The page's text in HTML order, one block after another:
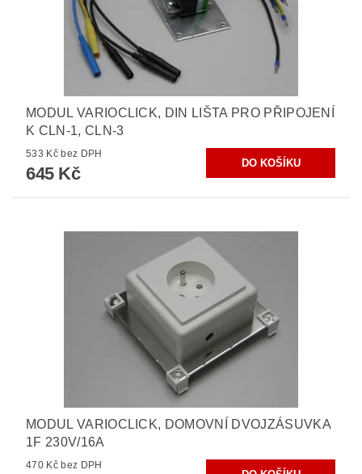
MODUL VARIOCLICK, DIN LIŠTA PRO PŘIPOJENÍ
K CLN-1, CLN-3
533 Kč bez DPH
645 Kč
MODUL VARIOCLICK, DOMOVNÍ DVOJZÁSUVKA
1F 230V/16A
470 Kč bez DPH